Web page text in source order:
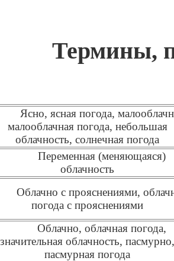
Термины,
Ясно, ясная погода,
малооблачная погода, небольшая
облачность, солнечная погода
Переменная (меняющаяся)
облачность
Облачно с прояснениями,
погода с прояснениями
Облачно, облачная погода,
значительная облачность,
пасмурная погода